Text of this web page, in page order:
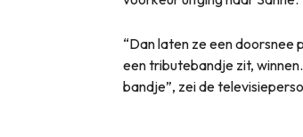
“Dan laten ze een doorsnee
een tributebandje zit,
bandje”, zei de